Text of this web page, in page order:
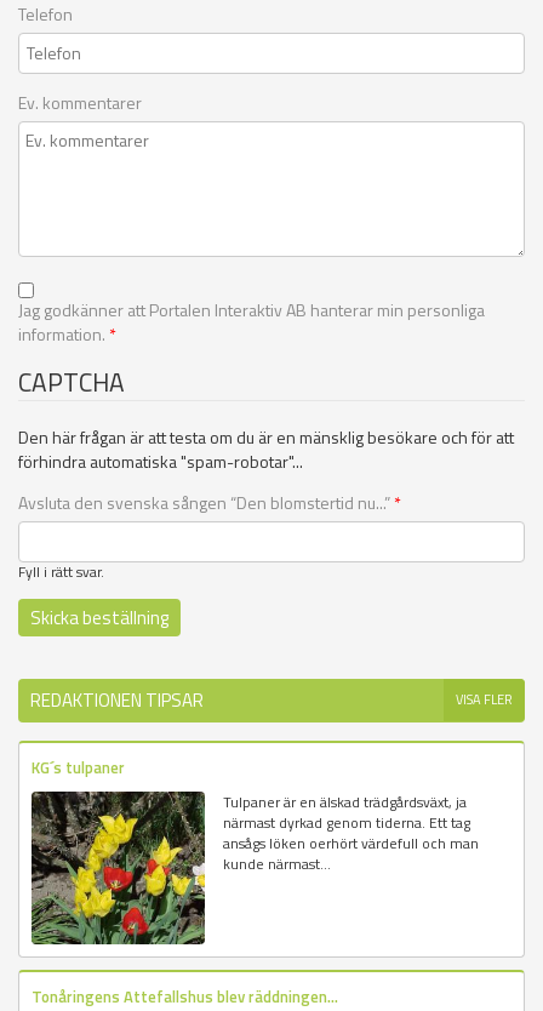
Telefon
Ev. kommentarer
Jag godkänner att Portalen Interaktiv AB hanterar min personliga
information. *
CAPTCHA
Den här frågan är att testa om du är en mänsklig besökare och för att
förhindra automatiska "spam-robotar"...
Avsluta den svenska sången “Den blomstertid nu...”*
Fyll i rätt svar.
REDAKTIONEN TIPSAR VISA FLER
KG´s tulpaner
Tulpaner är en älskad trädgårdsväxt, ja
närmast dyrkad genom tiderna. Ett tag
ansågs löken oerhört värdefull och man
kunde närmast...
Tonåringens Attefallshus blev räddningen...